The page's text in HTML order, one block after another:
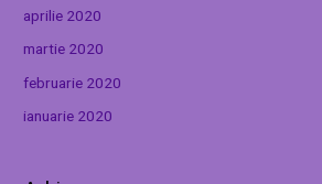
aprilie 2020
martie 2020
februarie 2020
ianuarie 2020